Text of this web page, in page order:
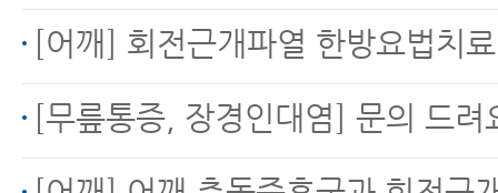
[어깨] 회전근개파열 한방요법치
[무릎통증, 장경인대염] 문의 드려